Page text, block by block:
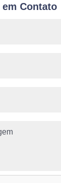
em Contato